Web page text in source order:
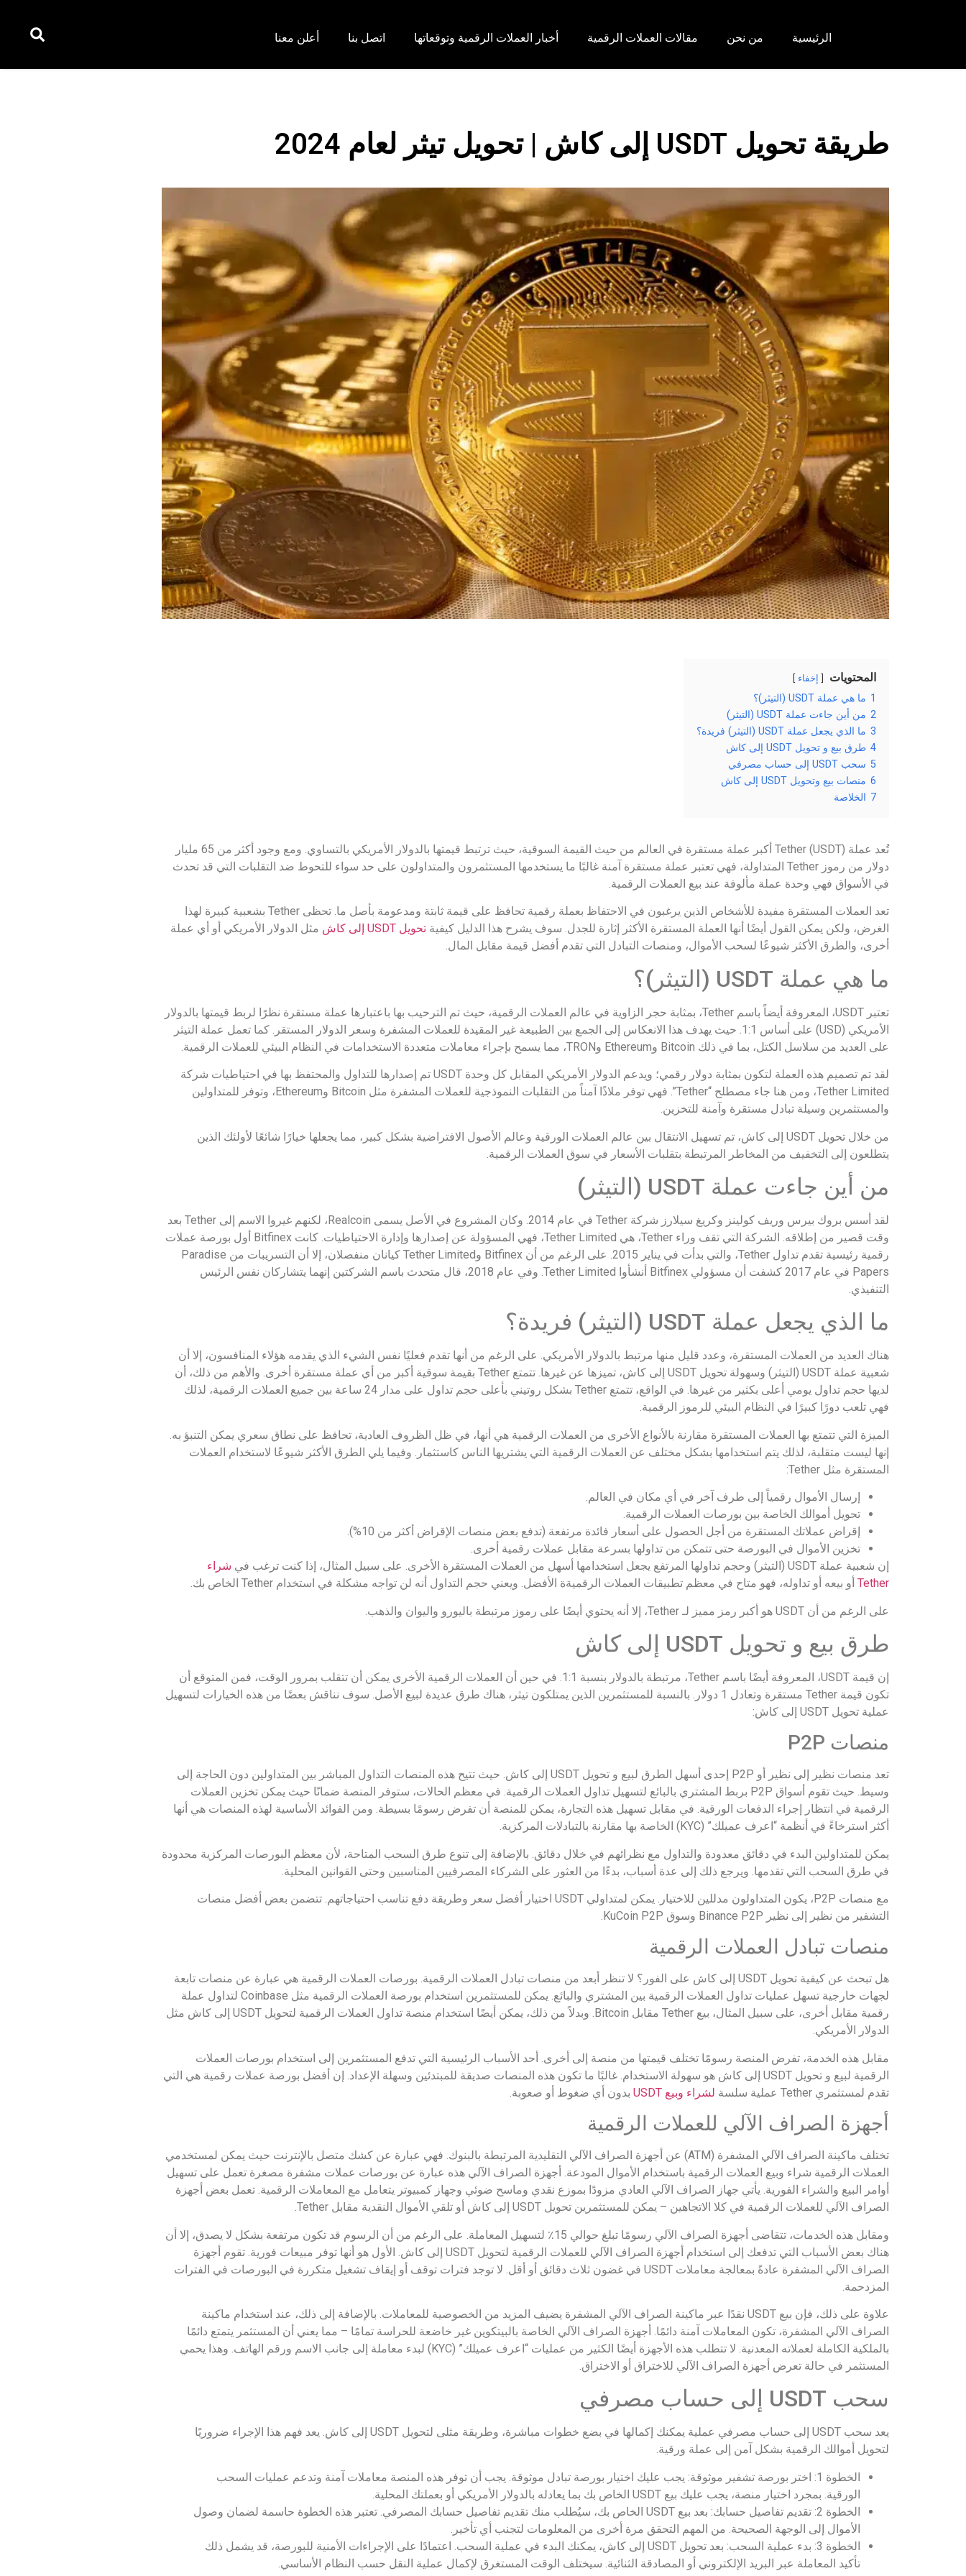
الرئيسية من نحن مقالات العملات الرقمية أخبار العملات الرقمية وتوقعاتها اتصل بنا أعلن معنا
طريقة تحويل USDT إلى كاش | تحويل تيثر لعام 2024
المحتويات إخفاء
1 ما هي عملة USDT (التيثر)؟
2 من أين جاءت عملة USDT (التيثر)
3 ما الذي يجعل عملة USDT (التيثر) فريدة؟
4 طرق بيع و تحويل USDT إلى كاش
5 سحب USDT إلى حساب مصرفي
6 منصات بيع وتحويل USDT إلى كاش
7 الخلاصة
تُعد عملة Tether (USDT) أكبر عملة مستقرة في العالم من حيث القيمة السوقية، حيث ترتبط قيمتها بالدولار الأمريكي بالتساوي. ومع وجود أكثر من 65 مليار
دولار من رموز Tether المتداولة، فهي تعتبر عملة مستقرة آمنة غالبًا ما يستخدمها المستثمرون والمتداولون على حد سواء للتحوط ضد التقلبات التي قد تحدث
في الأسواق فهي وحدة عملة مألوفة عند بيع العملات الرقمية.
تعد العملات المستقرة مفيدة للأشخاص الذين يرغبون في الاحتفاظ بعملة رقمية تحافظ على قيمة ثابتة ومدعومة بأصل ما. تحظى Tether بشعبية كبيرة لهذا
الغرض، ولكن يمكن القول أيضًا أنها العملة المستقرة الأكثر إثارة للجدل. سوف يشرح هذا الدليل كيفية تحويل USDT إلى كاش
مثل الدولار الأمريكي أو أي عملة
أخرى، والطرق الأكثر شيوعًا لسحب الأموال، ومنصات التبادل التي تقدم أفضل قيمة مقابل المال.
ما هي عملة USDT (التيثر)؟
تعتبر USDT، المعروفة أيضاً باسم Tether، بمثابة حجر الزاوية في عالم العملات الرقمية، حيث تم الترحيب بها باعتبارها عملة مستقرة نظرًا لربط قيمتها بالدولار
الأمريكي (USD) على أساس 1:1. حيث يهدف هذا الانعكاس إلى الجمع بين الطبيعة غير المقيدة للعملات المشفرة وسعر الدولار المستقر. كما تعمل عملة التيثر
على العديد من سلاسل الكتل، بما في ذلك Bitcoin وEthereum وTRON، مما يسمح بإجراء معاملات متعددة الاستخدامات في النظام البيئي للعملات الرقمية.
لقد تم تصميم هذه العملة لتكون بمثابة دولار رقمي؛ ويدعم الدولار الأمريكي المقابل كل وحدة USDT تم إصدارها للتداول والمحتفظ بها في احتياطيات شركة
Tether Limited، ومن هنا جاء مصطلح “Tether”. فهي توفر ملاذًا آمناً من التقلبات النموذجية للعملات المشفرة مثل Bitcoin وEthereum، وتوفر للمتداولين
والمستثمرين وسيلة تبادل مستقرة وآمنة للتخزين.
من خلال تحويل USDT إلى كاش، تم تسهيل الانتقال بين عالم العملات الورقية وعالم الأصول الافتراضية بشكل كبير، مما يجعلها خيارًا شائعًا لأولئك الذين
يتطلعون إلى التخفيف من المخاطر المرتبطة بتقلبات الأسعار في سوق العملات الرقمية.
من أين جاءت عملة USDT (التيثر)
لقد أسس بروك بيرس وريف كولينز وكريغ سيلارز شركة Tether في عام 2014. وكان المشروع في الأصل يسمى Realcoin، لكنهم غيروا الاسم إلى Tether بعد
وقت قصير من إطلاقه. الشركة التي تقف وراء Tether، هي Tether Limited، فهي المسؤولة عن إصدارها وإدارة الاحتياطيات. كانت Bitfinex أول بورصة عملات
رقمية رئيسية تقدم تداول Tether، والتي بدأت في يناير 2015. على الرغم من أن Bitfinex وTether Limited كيانان منفصلان، إلا أن التسريبات من Paradise
Papers في عام 2017 كشفت أن مسؤولي Bitfinex أنشأوا Tether Limited. وفي عام 2018، قال متحدث باسم الشركتين إنهما يتشاركان نفس الرئيس
التنفيذي.
ما الذي يجعل عملة USDT (التيثر) فريدة؟
هناك العديد من العملات المستقرة، وعدد قليل منها مرتبط بالدولار الأمريكي. على الرغم من أنها تقدم فعليًا نفس الشيء الذي يقدمه هؤلاء المنافسون، إلا أن
شعبية عملة USDT (التيثر) وسهولة تحويل USDT إلى كاش، تميزها عن غيرها. تتمتع Tether بقيمة سوقية أكبر من أي عملة مستقرة أخرى. والأهم من ذلك، أن
لديها حجم تداول يومي أعلى بكثير من غيرها. في الواقع، تتمتع Tether بشكل روتيني بأعلى حجم تداول على مدار 24 ساعة بين جميع العملات الرقمية، لذلك
فهي تلعب دورًا كبيرًا في النظام البيئي للرموز الرقمية.
الميزة التي تتمتع بها العملات المستقرة مقارنة بالأنواع الأخرى من العملات الرقمية هي أنها، في ظل الظروف العادية، تحافظ على نطاق سعري يمكن التنبؤ به.
إنها ليست متقلبة، لذلك يتم استخدامها بشكل مختلف عن العملات الرقمية التي يشتريها الناس كاستثمار. وفيما يلي الطرق الأكثر شيوعًا لاستخدام العملات
المستقرة مثل Tether:
إرسال الأموال رقمياً إلى طرف آخر في أي مكان في العالم.
تحويل أموالك الخاصة بين بورصات العملات الرقمية.
إقراض عملاتك المستقرة من أجل الحصول على أسعار فائدة مرتفعة (تدفع بعض منصات الإقراض أكثر من 10%).
تخزين الأموال في البورصة حتى تتمكن من تداولها بسرعة مقابل عملات رقمية أخرى.
إن شعبية عملة USDT (التيثر) وحجم تداولها المرتفع يجعل استخدامها أسهل من العملات المستقرة الأخرى. على سبيل المثال، إذا كنت ترغب في
شراء
Tether أو بيعه أو تداوله، فهو متاح في معظم تطبيقات العملات الرقميةة الأفضل. ويعني حجم التداول أنه لن تواجه مشكلة في استخدام Tether الخاص بك.
على الرغم من أن USDT هو أكبر رمز مميز لـ Tether، إلا أنه يحتوي أيضًا على رموز مرتبطة باليورو واليوان والذهب.
طرق بيع و تحويل USDT إلى كاش
إن قيمة USDT، المعروفة أيضًا باسم Tether، مرتبطة بالدولار بنسبة 1:1. في حين أن العملات الرقمية الأخرى يمكن أن تتقلب بمرور الوقت، فمن المتوقع أن
تكون قيمة Tether مستقرة وتعادل 1 دولار. بالنسبة للمستثمرين الذين يمتلكون تيثر، هناك طرق عديدة لبيع الأصل. سوف نناقش بعضًا من هذه الخيارات لتسهيل
عملية تحويل USDT إلى كاش:
منصات P2P
تعد منصات نظير إلى نظير أو P2P إحدى أسهل الطرق لبيع و تحويل USDT إلى كاش. حيث تتيح هذه المنصات التداول المباشر بين المتداولين دون الحاجة إلى
وسيط. حيث تقوم أسواق P2P بربط المشتري بالبائع لتسهيل تداول العملات الرقمية. في معظم الحالات، ستوفر المنصة ضمانًا حيث يمكن تخزين العملات
الرقمية في انتظار إجراء الدفعات الورقية. في مقابل تسهيل هذه التجارة، يمكن للمنصة أن تفرض رسومًا بسيطة. ومن الفوائد الأساسية لهذه المنصات هي أنها
أكثر استرخاءً في أنظمة “اعرف عميلك” (KYC) الخاصة بها مقارنة بالتبادلات المركزية.
يمكن للمتداولين البدء في دقائق معدودة والتداول مع نظرائهم في خلال دقائق. بالإضافة إلى تنوع طرق السحب المتاحة، لأن معظم البورصات المركزية محدودة
في طرق السحب التي تقدمها. ويرجع ذلك إلى عدة أسباب، بدءًا من العثور على الشركاء المصرفيين المناسبين وحتى القوانين المحلية.
مع منصات P2P، يكون المتداولون مدللين للاختيار. يمكن لمتداولي USDT اختيار أفضل سعر وطريقة دفع تناسب احتياجاتهم. تتضمن بعض أفضل منصات
التشفير من نظير إلى نظير Binance P2P وسوق KuCoin P2P.
منصات تبادل العملات الرقمية
هل تبحث عن كيفية تحويل USDT إلى كاش على الفور؟ لا تنظر أبعد من منصات تبادل العملات الرقمية. بورصات العملات الرقمية هي عبارة عن منصات تابعة
لجهات خارجية تسهل عمليات تداول العملات الرقمية بين المشتري والبائع. يمكن للمستثمرين استخدام بورصة العملات الرقمية مثل Coinbase لتداول عملة
رقمية مقابل أخرى، على سبيل المثال، بيع Tether مقابل Bitcoin. وبدلاً من ذلك، يمكن أيضًا استخدام منصة تداول العملات الرقمية لتحويل USDT إلى كاش مثل
الدولار الأمريكي.
مقابل هذه الخدمة، تفرض المنصة رسومًا تختلف قيمتها من منصة إلى أخرى. أحد الأسباب الرئيسية التي تدفع المستثمرين إلى استخدام بورصات العملات
الرقمية لبيع و تحويل USDT إلى كاش هو سهولة الاستخدام. غالبًا ما تكون هذه المنصات صديقة للمبتدئين وسهلة الإعداد. إن أفضل بورصة عملات رقمية هي التي
تقدم لمستثمري Tether عملية سلسة
لشراء وبيع USDT بدون أي ضغوط أو صعوبة.
أجهزة الصراف الآلي للعملات الرقمية
تختلف ماكينة الصراف الآلي المشفرة (ATM) عن أجهزة الصراف الآلي التقليدية المرتبطة بالبنوك. فهي عبارة عن كشك متصل بالإنترنت حيث يمكن لمستخدمي
العملات الرقمية شراء وبيع العملات الرقمية باستخدام الأموال المودعة. أجهزة الصراف الآلي هذه عبارة عن بورصات عملات مشفرة مصغرة تعمل على تسهيل
أوامر البيع والشراء الفورية. يأتي جهاز الصراف الآلي العادي مزودًا بموزع نقدي وماسح ضوئي وجهاز كمبيوتر يتعامل مع المعاملات الرقمية. تعمل بعض أجهزة
الصراف الآلي للعملات الرقمية في كلا الاتجاهين – يمكن للمستثمرين تحويل USDT إلى كاش أو تلقي الأموال النقدية مقابل Tether.
ومقابل هذه الخدمات، تتقاضى أجهزة الصراف الآلي رسومًا تبلغ حوالي 15٪ لتسهيل المعاملة. على الرغم من أن الرسوم قد تكون مرتفعة بشكل لا يصدق، إلا أن
هناك بعض الأسباب التي تدفعك إلى استخدام أجهزة الصراف الآلي للعملات الرقمية لتحويل USDT إلى كاش. الأول هو أنها توفر مبيعات فورية. تقوم أجهزة
الصراف الآلي المشفرة عادةً بمعالجة معاملات USDT في غضون ثلاث دقائق أو أقل. لا توجد فترات توقف أو إيقاف تشغيل متكررة في البورصات في الفترات
المزدحمة.
علاوة على ذلك، فإن بيع USDT نقدًا عبر ماكينة الصراف الآلي المشفرة يضيف المزيد من الخصوصية للمعاملات. بالإضافة إلى ذلك، عند استخدام ماكينة
الصراف الآلي المشفرة، تكون المعاملات آمنة دائمًا. أجهزة الصراف الآلي الخاصة بالبيتكوين غير خاضعة للحراسة تمامًا – مما يعني أن المستثمر يتمتع دائمًا
بالملكية الكاملة لعملاته المعدنية. لا تتطلب هذه الأجهزة أيضًا الكثير من عمليات “اعرف عميلك” (KYC) لبدء معاملة إلى جانب الاسم ورقم الهاتف. وهذا يحمي
المستثمر في حالة تعرض أجهزة الصراف الآلي للاختراق أو الاختراق.
سحب USDT إلى حساب مصرفي
يعد سحب USDT إلى حساب مصرفي عملية يمكنك إكمالها في بضع خطوات مباشرة، وطريقة مثلى لتحويل USDT إلى كاش. يعد فهم هذا الإجراء ضروريًا
لتحويل أموالك الرقمية بشكل آمن إلى عملة ورقية.
الخطوة 1: اختر بورصة تشفير موثوقة: يجب عليك اختيار بورصة تبادل موثوقة. يجب أن توفر هذه المنصة معاملات آمنة وتدعم عمليات السحب
الورقية. بمجرد اختيار منصة، يجب عليك بيع USDT الخاص بك بما يعادله بالدولار الأمريكي أو بعملتك المحلية.
الخطوة 2: تقديم تفاصيل حسابك: بعد بيع USDT الخاص بك، سيُطلب منك تقديم تفاصيل حسابك المصرفي. تعتبر هذه الخطوة حاسمة لضمان وصول
الأموال إلى الوجهة الصحيحة. من المهم التحقق مرة أخرى من المعلومات لتجنب أي تأخير.
الخطوة 3: بدء عملية السحب: بعد تحويل USDT إلى كاش، يمكنك البدء في عملية السحب. اعتمادًا على الإجراءات الأمنية للبورصة، قد يشمل ذلك
تأكيد المعاملة عبر البريد الإلكتروني أو المصادقة الثنائية. سيختلف الوقت المستغرق لإكمال عملية النقل حسب النظام الأساسي.